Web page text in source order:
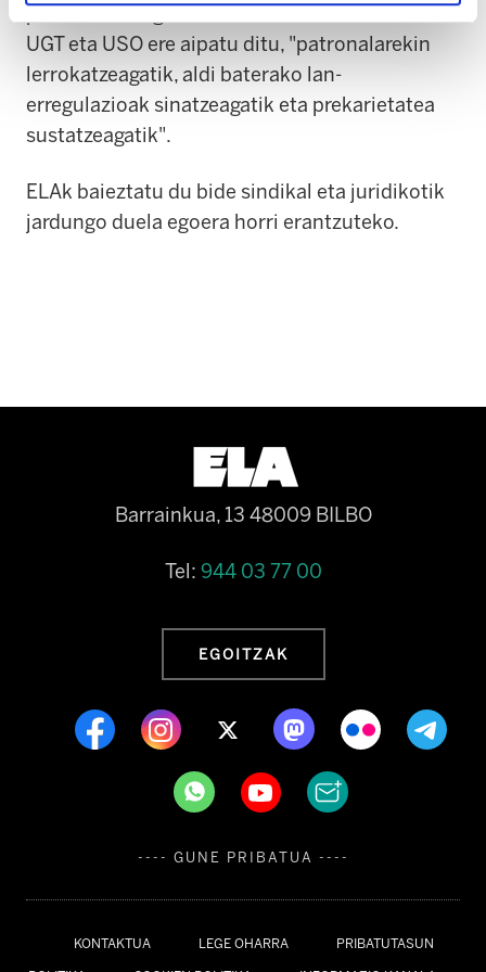
prekarizazioa geldiarazteko. Azkoitiko CCOO-
UGT eta USO ere aipatu ditu, "patronalarekin
lerrokatzeagatik, aldi baterako lan-
erregulazioak sinatzeagatik eta prekarietatea
sustatzeagatik".
ELAk baieztatu du bide sindikal eta juridikotik
jardungo duela egoera horri erantzuteko.
KONTAKTUA LEGE OHARRA PRIBATUTASUN
Barrainkua, 13 48009 BILBO
Tel: 944 03 77 00
EGOITZAK
---- GUNE PRIBATUA ----